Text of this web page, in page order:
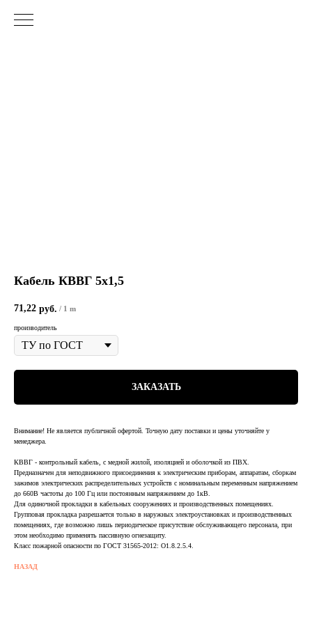
Кабель КВВГ 5х1,5
71,22 руб. / 1 m
производитель
ЗАКАЗАТЬ
Внимание! Не является публичной офертой. Точную дату поставки и цены уточняйте у
менеджера.
КВВГ - контрольный кабель, с медной жилой, изоляцией и оболочкой из ПВХ.
Предназначен для неподвижного присоединения к электрическим приборам, аппаратам, сборкам
зажимов электрических распределительных устройств с номинальным переменным напряжением
до 660В частоты до 100 Гц или постоянным напряжением до 1кВ.
Для одиночной прокладки в кабельных сооружениях и производственных помещениях.
Групповая прокладка разрешается только в наружных электроустановках и производственных
помещениях, где возможно лишь периодическое присутствие обслуживающего персонала, при
этом необходимо применять пассивную огнезащиту.
Класс пожарной опасности по ГОСТ 31565-2012: О1.8.2.5.4.
НАЗАД